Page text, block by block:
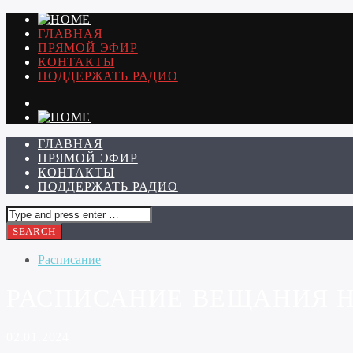
ГЛАВНАЯ
ПРЯМОЙ ЭФИР
КОНТАКТЫ
ПОДДЕРЖАТЬ РАДИО
ГЛАВНАЯ
ПРЯМОЙ ЭФИР
КОНТАКТЫ
ПОДДЕРЖАТЬ РАДИО
Расписание